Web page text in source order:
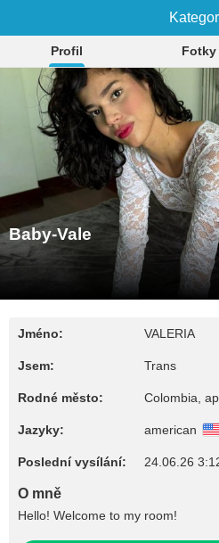
Baby-
Profil Fotky
Baby-Vale
Jméno: VALERIA
Jsem: Trans
Rodné město: Colombia,
Jazyky: american
Poslední vysílání: 24.06.26
O mně
Hello! Welcome to my room!